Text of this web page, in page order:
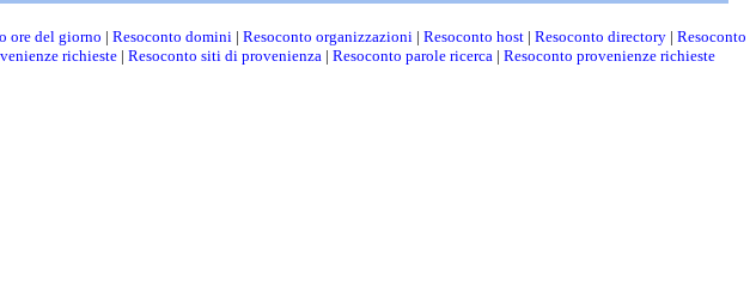
ore del giorno | Resoconto domini | Resoconto organizzazioni | Resoconto host | Resoconto directory | Resoconto
richieste | Resoconto siti di provenienza | Resoconto parole ricerca | Resoconto provenienze richieste